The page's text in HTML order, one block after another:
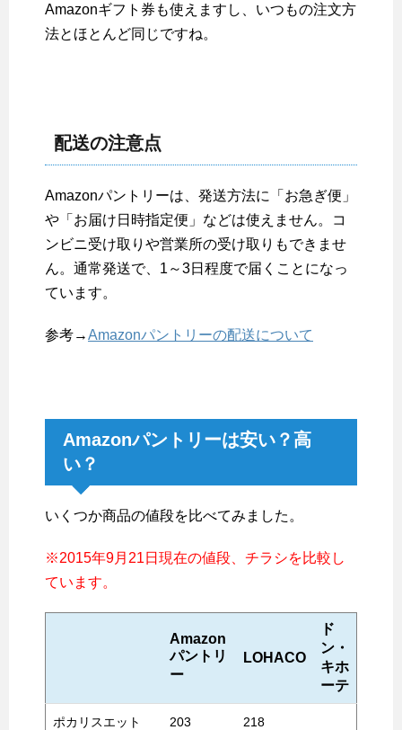
Amazonギフト券も使えますし、いつもの注文方
法とほとんど同じですね。
配送の注意点
Amazonパントリーは、発送方法に「お急ぎ便」
や「お届け日時指定便」などは使えません。コ
ンビニ受け取りや営業所の受け取りもできませ
ん。通常発送で、1～3日程度で届くことになっ
ています。
参考→Amazonパントリーの配送について
Amazonパントリーは安い？高
い？
いくつか商品の値段を比べてみました。
※2015年9月21日現在の値段、チラシを比較し
ています。
Amazon
パントリ
ー
LOHACO
ド
ン・
キホ
ーテ
ポカリスエット 203 218